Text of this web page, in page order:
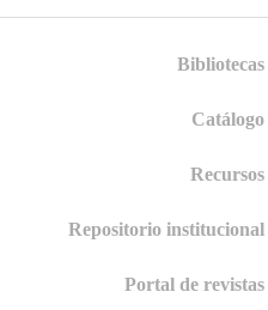
Bibliotecas
Catálogo
Recursos
Repositorio institucional
Portal de revistas